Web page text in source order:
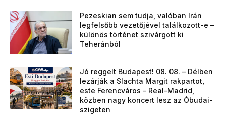
Pezeskian sem tudja, valóban Irán
legfelsőbb vezetőjével találkozott-e –
különös történet szivárgott ki
Teheránból
Jó reggelt Budapest! 08. 08. – Délben
lezárják a Slachta Margit rakpartot,
este Ferencváros – Real-Madrid,
közben nagy koncert lesz az Óbudai-
szigeten